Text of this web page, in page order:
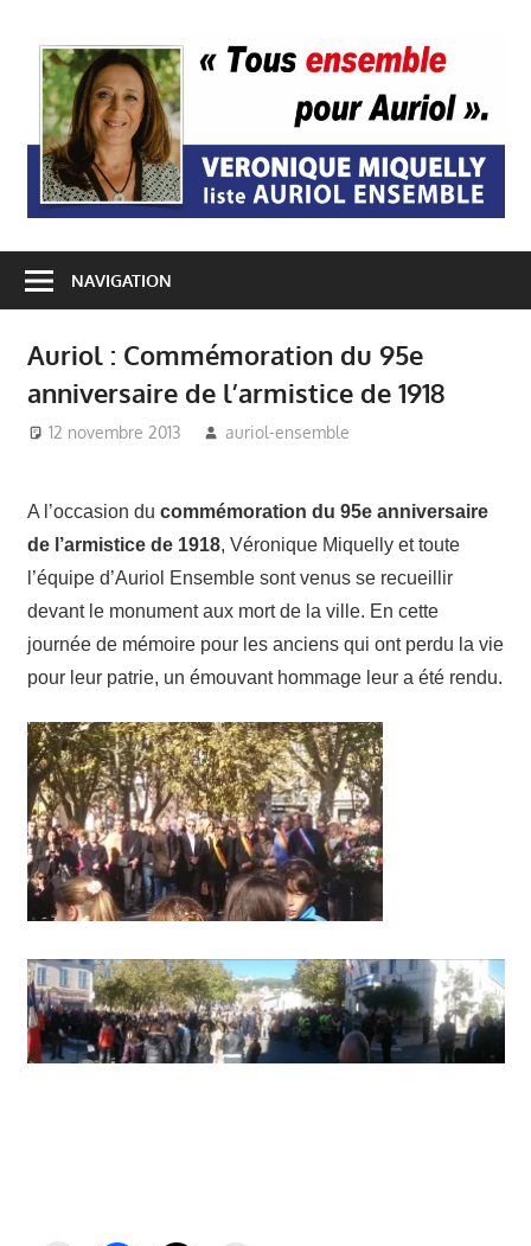
contenu
NAVIGATION
Auriol : Commémoration du 95e
anniversaire de l’armistice de 1918
12 novembre 2013 auriol-ensemble
Auriol,Vie du village
- Auriol
A l’occasion du commémoration du 95e anniversaire
de l’armistice de 1918, Véronique Miquelly et toute
l’équipe d’Auriol Ensemble sont venus se recueillir
devant le monument aux mort de la ville. En cette
journée de mémoire pour les anciens qui ont perdu la vie
pour leur patrie, un émouvant hommage leur a été rendu.